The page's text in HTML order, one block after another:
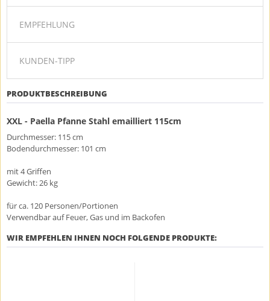
EMPFEHLUNG
KUNDEN-TIPP
PRODUKTBESCHREIBUNG
XXL - Paella Pfanne Stahl emailliert 115cm
Durchmesser: 115 cm
Bodendurchmesser: 101 cm
mit 4 Griffen
Gewicht: 26 kg
für ca. 120 Personen/Portionen
Verwendbar auf Feuer, Gas und im Backofen
WIR EMPFEHLEN IHNEN NOCH FOLGENDE PRODUKTE: